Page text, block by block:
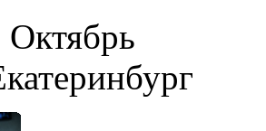
Октябрь